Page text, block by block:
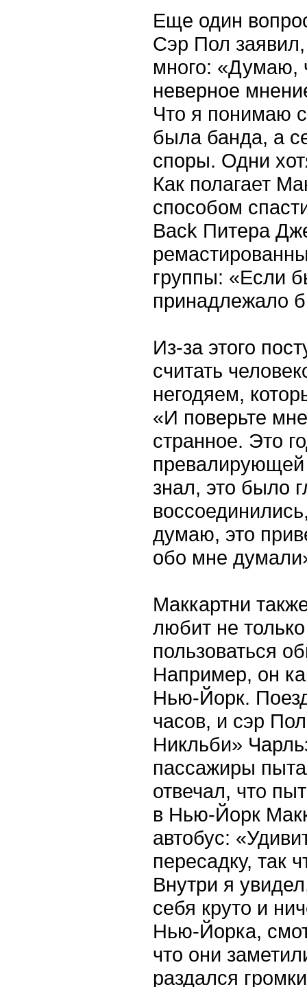
Еще один
Сэр Пол
много: «Думаю,
неверное
Что я понимаю
была банда, а
споры. Одни
Как полагает
способом
Back Питера
группы: «Если
принадлежало
Из-за этого
считать
негодяем,
«И поверьте
странное. Это
превалирующей
знал, это было
думаю, это
обо мне
Маккартни
любит не
пользоваться
Например, он
Нью-Йорк.
часов, и сэр
Никльби»
пассажиры
отвечал, что
в Нью-Йорк
автобус:
пересадку, так
Внутри я
себя круто и
Нью-Йорка,
что они
раздался